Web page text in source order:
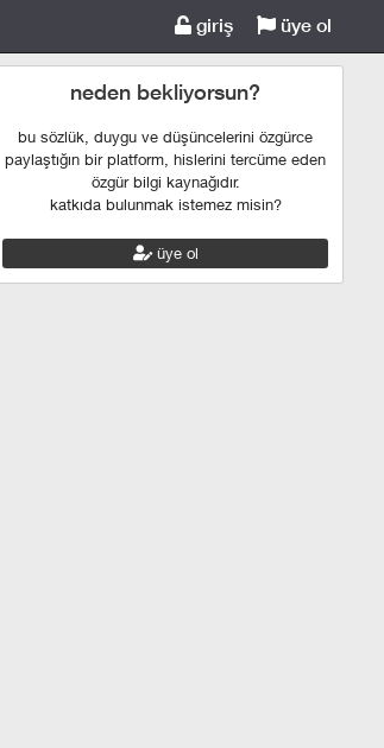
giriş üye ol
neden bekliyorsun?
bu sözlük, duygu ve düşüncelerini özgürce
paylaştığın bir platform, hislerini tercüme eden
özgür bilgi kaynağıdır.
katkıda bulunmak istemez misin?
üye ol